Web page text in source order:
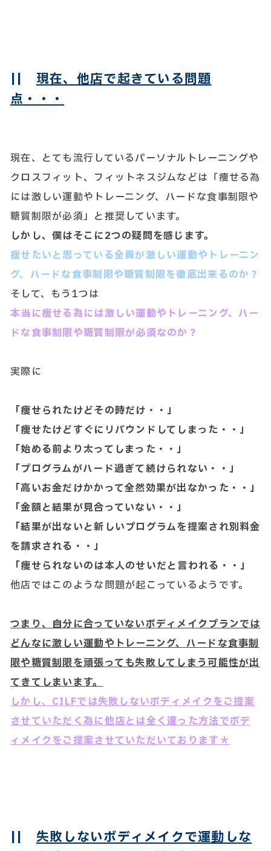
|| 現在、他店で起きている問題
点・・・
現在、とても流行しているパーソナルトレーニングや
クロスフィット、フィットネスジムなどは「痩せる為
には激しい運動やトレーニング、ハードな食事制限や
糖質制限が必須」と推奨しています。
しかし、僕はそこに2つの疑問を感じます。
痩せたいと思っている全員が激しい運動やトレーニン
グ、ハードな食事制限や糖質制限を徹底出来るのか？
そして、もう1つは
本当に痩せる為には激しい運動やトレーニング、ハー
ドな食事制限や糖質制限が必須なのか？
実際に
「痩せられたけどその時だけ・・」
「痩せたけどすぐにリバウンドしてしまった・・」
「始める前より太ってしまった・・」
「プログラムがハード過ぎて続けられない・・」
「高いお金だけかかって全然効果が出なかった・・」
「金額と結果が見合っていない・・」
「結果が出ないと新しいプログラムを提案され別料金
を請求される・・」
「痩せられないのは本人のせいだと言われる・・」
他店ではこのような問題が起こっているようです。
つまり、自分に合っていないボディメイクプランでは
どんなに激しい運動やトレーニング、ハードな食事制
限や糖質制限を頑張っても失敗してしまう可能性が出
てきてしまいます。
しかし、CILFでは失敗しないボディメイクをご提案
させていただく為に他店とは全く違った方法でボデ
ィメイクをご提案させていただいております＊
|| 失敗しないボディメイクで運動しな